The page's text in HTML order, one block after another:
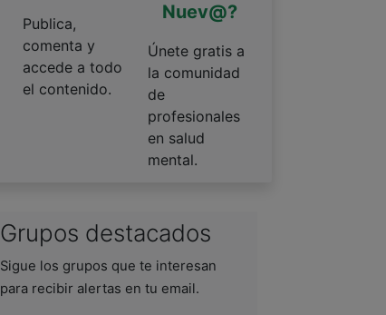
Publica,
comenta y
accede a todo
el contenido.
Nuev@?
Únete gratis a
la comunidad
de
profesionales
en salud
mental.
Grupos destacados
Sigue los grupos que te interesan
para recibir alertas en tu email.